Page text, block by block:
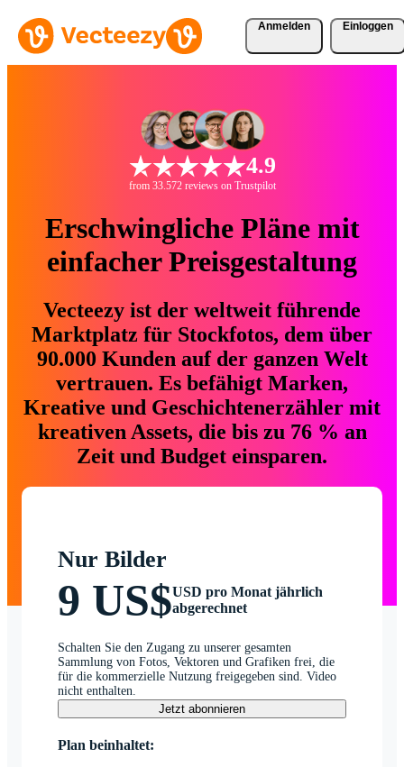
Anmelden Einloggen
4.9
from 33.572 reviews on Trustpilot
Erschwingliche Pläne mit
einfacher Preisgestaltung
Vecteezy ist der weltweit führende
Marktplatz für Stockfotos, dem über
90.000 Kunden auf der ganzen Welt
vertrauen. Es befähigt Marken,
Kreative und Geschichtenerzähler mit
kreativen Assets, die bis zu 76 % an
Zeit und Budget einsparen.
Nur Bilder
9 US$USD pro Monat jährlich
abgerechnet
Schalten Sie den Zugang zu unserer gesamten
Sammlung von Fotos, Vektoren und Grafiken frei, die
für die kommerzielle Nutzung freigegeben sind. Video
nicht enthalten.
Jetzt abonnieren
Plan beinhaltet: